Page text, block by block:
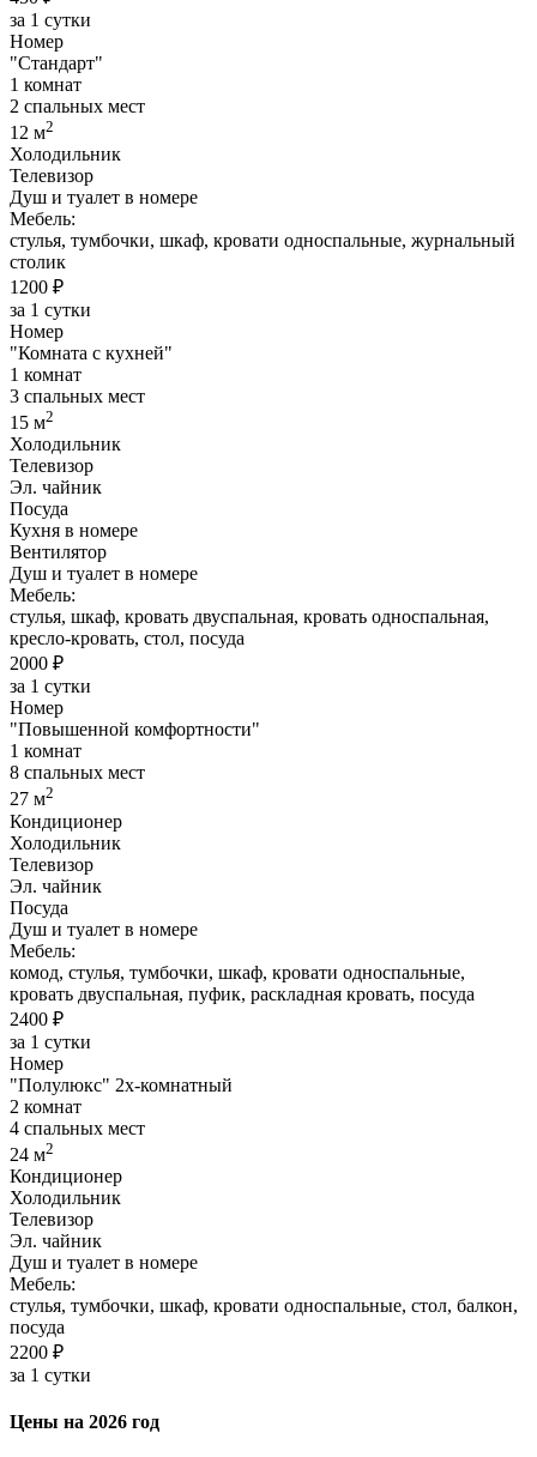
за 1 сутки
Номер
"Стандарт"
1 комнат
2 спальных мест
12 м2
Холодильник
Телевизор
Душ и туалет в номере
Мебель:
стулья, тумбочки, шкаф, кровати односпальные, журнальный
столик
1200 ₽
за 1 сутки
Номер
"Комната с кухней"
1 комнат
3 спальных мест
15 м2
Холодильник
Телевизор
Эл. чайник
Посуда
Кухня в номере
Вентилятор
Душ и туалет в номере
Мебель:
стулья, шкаф, кровать двуспальная, кровать односпальная,
кресло-кровать, стол, посуда
2000 ₽
за 1 сутки
Номер
"Повышенной комфортности"
1 комнат
8 спальных мест
27 м2
Кондиционер
Холодильник
Телевизор
Эл. чайник
Посуда
Душ и туалет в номере
Мебель:
комод, стулья, тумбочки, шкаф, кровати односпальные,
кровать двуспальная, пуфик, раскладная кровать, посуда
2400 ₽
за 1 сутки
Номер
"Полулюкс" 2х-комнатный
2 комнат
4 спальных мест
24 м2
Кондиционер
Холодильник
Телевизор
Эл. чайник
Душ и туалет в номере
Мебель:
стулья, тумбочки, шкаф, кровати односпальные, стол, балкон,
посуда
2200 ₽
за 1 сутки
Цены на 2026 год